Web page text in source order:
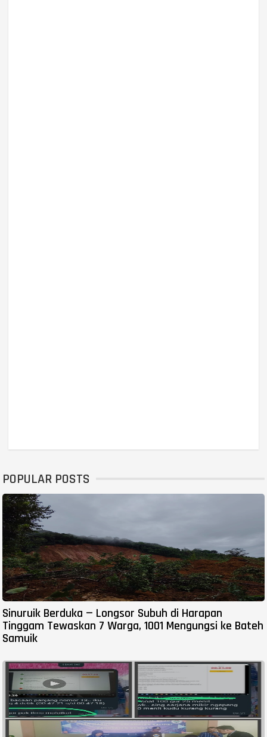
POPULAR POSTS
Sinuruik Berduka — Longsor Subuh di Harapan
Tinggam Tewaskan 7 Warga, 1001 Mengungsi ke Bateh
Samuik